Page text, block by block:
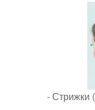
- Стрижки